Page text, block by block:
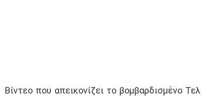
Βίντεο που απεικονίζει το βομβαρδισμένο Τελ